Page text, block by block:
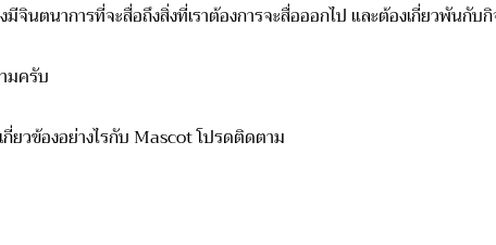
มีจินตนาการที่จะสื่อถึงสิ่งที่เราต้องการจะสื่อออกไป และต้องเกี่ยวพันกั
มครับ
ยวข้องอย่างไรกับ Mascot โปรดติดตาม